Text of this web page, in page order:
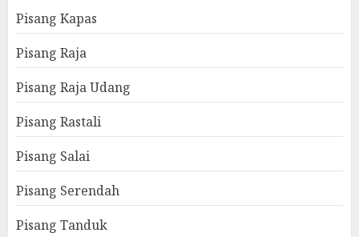
Pisang Kapas
Pisang Raja
Pisang Raja Udang
Pisang Rastali
Pisang Salai
Pisang Serendah
Pisang Tanduk